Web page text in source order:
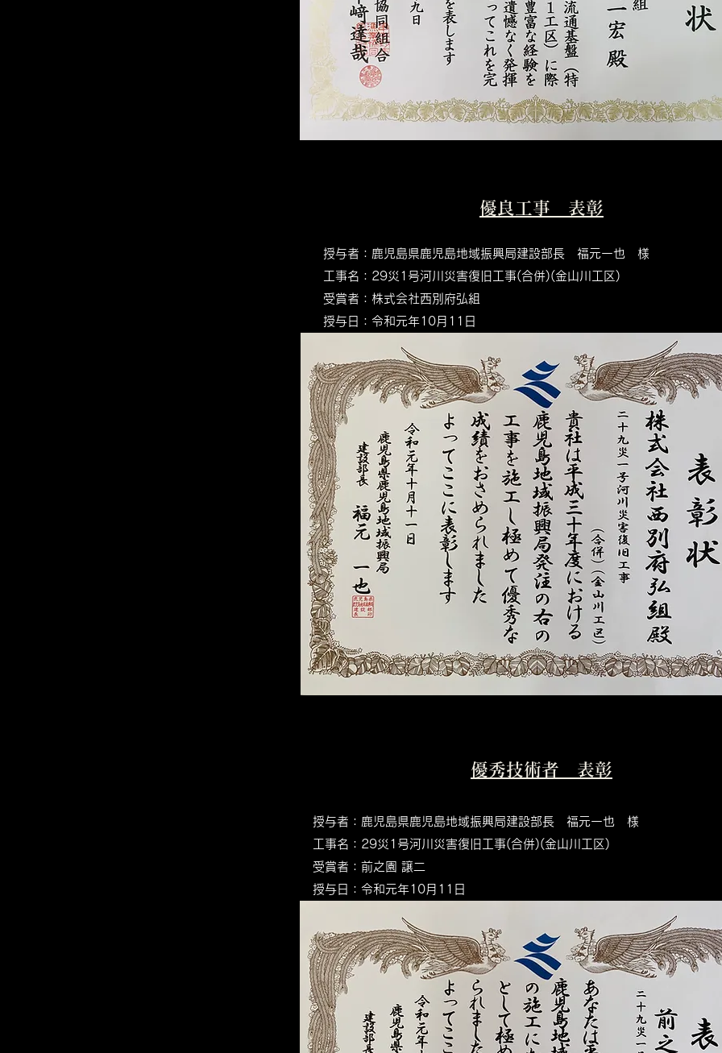
優良工事 表彰
授与者：鹿児島県鹿児島地域振興局建設部長 福元一也 様
​工事名：29災1号河川災害復旧工事(合併)(金山川工区)
受賞者：株式会社西別府弘組
授与日：令和元年10月11日
優秀技術者 表彰
授与者：鹿児島県鹿児島地域振興局建設部長 福元一也 様
​工事名：29災1号河川災害復旧工事(合併)(金山川工区)
受賞者：前之園 譲二
授与日：令和元年10月11 日